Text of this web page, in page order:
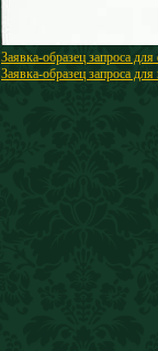
Заявка-образец запроса
Заявка-образец запроса